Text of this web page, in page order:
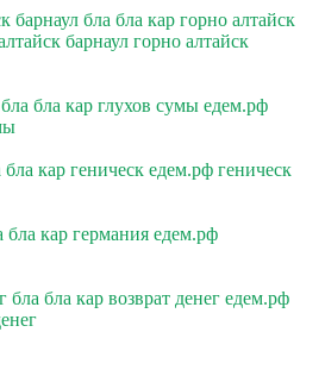
барнаул бла бла кар горно алтайск
барнаул горно алтайск
бла кар глухов сумы едем.рф
бла кар геническ едем.рф геническ
бла кар германия едем.рф
бла бла кар возврат денег едем.рф